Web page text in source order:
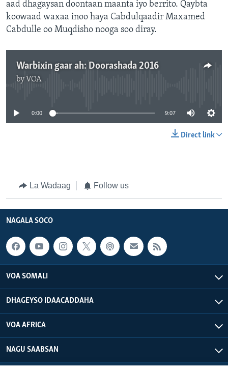
aad dhagaysan doontaan maanta iyo berrito. Qaybta
koowaad waxaa inoo haya Cabdulqaadir Maxamed
Cabdulle oo Muqdisho nooga soo diray.
Warbixin gaar ah: Doorashada 2016
by VOA
0:00 9:07
Direct link
La Wadaag Follow us
NAGALA SOCO
VOA SOMALI
DHAGEYSO IDAACADDAHA
VOA AFRICA
NAGU SAABSAN